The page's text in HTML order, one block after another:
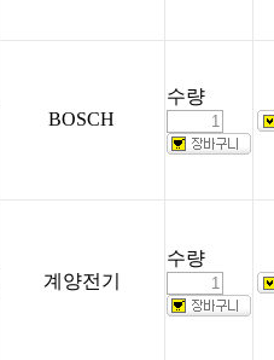
BOSCH
수량
계양전기
수량